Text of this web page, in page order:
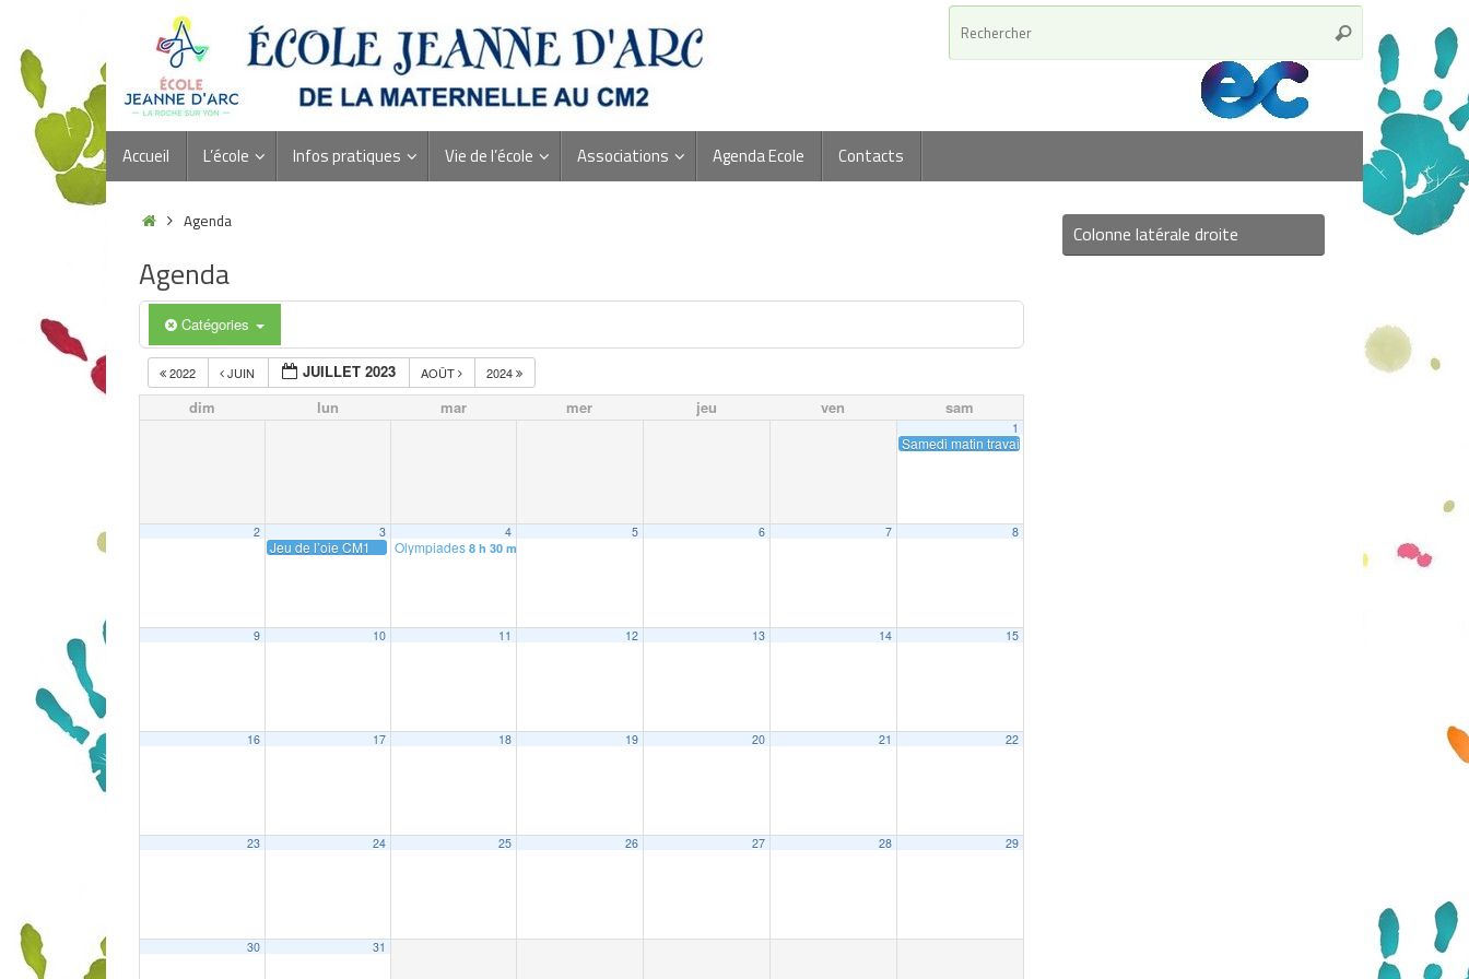
Accueil L’école Infos pratiques Vie de l’école Associations Agenda Ecole Contacts
Agenda
Agenda
Catégories
2022 JUIN JUILLET 2023 AOÛT 2024
dim lun mar mer jeu ven sam
1
Samedi matin travaillé : kermesse
2 3
Jeu de l’oie CM1
4
Olympiades 8 h 30 min
5 6 7 8
9 10 11 12 13 14 15
16 17 18 19 20 21 22
23 24 25 26 27 28 29
30 31
Colonne latérale droite